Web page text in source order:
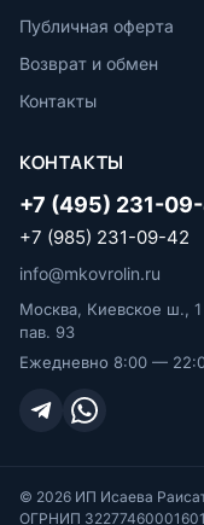
Публичная оферта
Возврат и обмен
Контакты
КОНТАКТЫ
+7 (495) 231-
+7 (985) 231-09-42
info@mkovrolin.ru
Москва, Киевское ш.,
пав. 93
Ежедневно 8:00 —
© 2026 ИП Исаева
ОГРНИП